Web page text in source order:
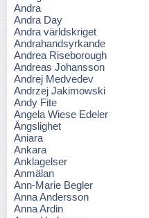
Andra
Andra Day
Andra världskriget
Andrahandsyrkande
Andrea Riseborough
Andreas Johansson
Andrej Medvedev
Andrzej Jakimowski
Andy Fite
Angela Wiese Edeler
Ängslighet
Aniara
Ankara
Anklagelser
Anmälan
Ann-Marie Begler
Anna Andersson
Anna Ardin